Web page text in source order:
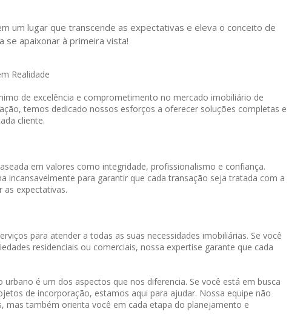
um lugar que transcende as expectativas e eleva o conceito de
se apaixonar à primeira vista!
Realidade
de excelência e comprometimento no mercado imobiliário de
temos dedicado nossos esforços a oferecer soluções completas e
cliente.
em valores como integridade, profissionalismo e confiança.
incansavelmente para garantir que cada transação seja tratada com a
as expectativas.
para atender a todas as suas necessidades imobiliárias. Se você
residenciais ou comerciais, nossa expertise garante que cada
é um dos aspectos que nos diferencia. Se você está em busca
de incorporação, estamos aqui para ajudar. Nossa equipe não
mas também orienta você em cada etapa do planejamento e